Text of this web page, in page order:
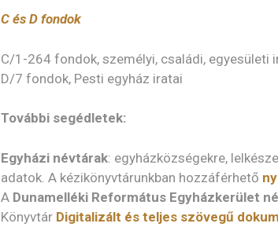
C és D fondok
C/1-264 fondok, személyi, családi, egyesületi
D/7 fondok, Pesti egyház iratai
További segédletek:
Egyházi névtárak: egyházközségekre,
adatok. A kézikönyvtárunkban hozzáférhető
A Dunamelléki Református Egyházkerület
Könyvtár Digitalizált és teljes szövegű